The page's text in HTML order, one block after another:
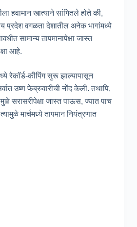
हवामान खात्याने सांगितले होते की,
प्रदेश वगळता देशातील अनेक भागांमध्ये
सामान्य तापमानापेक्षा जास्त
आहे.
रेकॉर्ड-कीपिंग सुरू झाल्यापासून
उष्ण फेब्रुवारीची नोंद केली. तथापि,
सरासरीपेक्षा जास्त पाऊस, ज्यात पाच
मार्चमध्ये तापमान नियंत्रणात